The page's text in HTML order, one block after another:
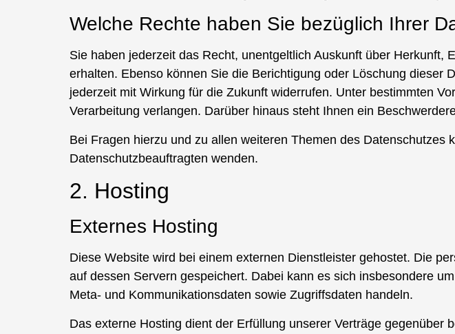
Welche Rechte haben Sie bezüglich Ihrer
Sie haben jederzeit das Recht, unentgeltlich Auskunft über
erhalten. Ebenso können Sie die Berichtigung oder Löschung dieser
jederzeit mit Wirkung für die Zukunft widerrufen. Unter bestimmten
Verarbeitung verlangen. Darüber hinaus steht Ihnen ein
Bei Fragen hierzu und zu allen weiteren Themen des Datenschutzes
Datenschutzbeauftragten wenden.
2. Hosting
Externes Hosting
Diese Website wird bei einem externen Dienstleister gehostet. Die
auf dessen Servern gespeichert. Dabei kann es sich insbesondere
Meta- und Kommunikationsdaten sowie Zugriffsdaten handeln.
Das externe Hosting dient der Erfüllung unserer Verträge